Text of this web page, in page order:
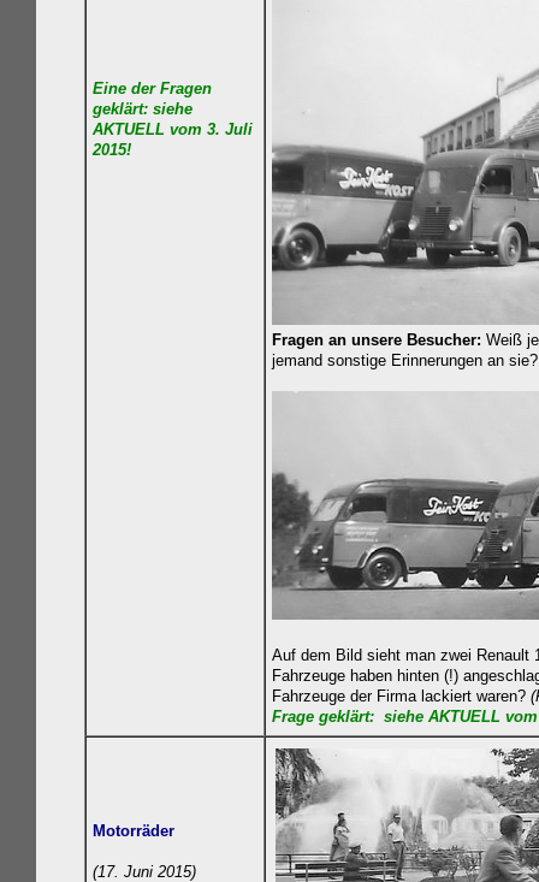
Eine der Fragen
geklärt: siehe
AKTUELL vom 3. Juli
2015!
Fragen an unsere Besucher: Weiß
jemand sonstige Erinnerungen an sie?
Auf dem Bild sieht man zwei Renault
Fahrzeuge haben hinten (!)
Fahrzeuge der Firma lackiert waren?
Frage geklärt: siehe AKTUELL
Motorräder
(17. Juni 2015)